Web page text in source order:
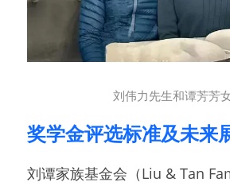
刘伟力先生和谭芳芳
奖学金评选标准及未来
刘谭家族基金会（Liu & Tan